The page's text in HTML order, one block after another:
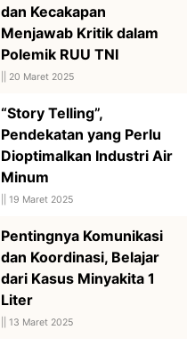
dan Kecakapan
Menjawab Kritik dalam
Polemik RUU TNI
20 Maret 2025
“Story Telling”,
Pendekatan yang Perlu
Dioptimalkan Industri Air
Minum
19 Maret 2025
Pentingnya Komunikasi
dan Koordinasi, Belajar
dari Kasus Minyakita 1
Liter
13 Maret 2025